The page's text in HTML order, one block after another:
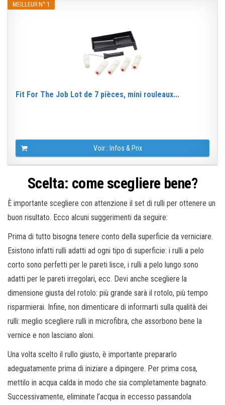
MEILLEUR N° 1
Fit For The Job Lot de 7 pièces, mini rouleaux...
Voir : Infos & Prix
Scelta: come scegliere bene?
È importante scegliere con attenzione il set di rulli per ottenere un
buon risultato. Ecco alcuni suggerimenti da seguire:
Prima di tutto bisogna tenere conto della superficie da verniciare.
Esistono infatti rulli adatti ad ogni tipo di superficie: i rulli a pelo
corto sono perfetti per le pareti lisce, i rulli a pelo lungo sono
adatti per le pareti irregolari, ecc. Devi anche scegliere la
dimensione giusta del rotolo: più grande sarà il rotolo, più tempo
risparmierai. Infine, non dimenticare di informarti sulla qualità dei
rulli: meglio scegliere rulli in microfibra, che assorbono bene la
vernice e non lasciano aloni.
Una volta scelto il rullo giusto, è importante prepararlo
adeguatamente prima di iniziare a dipingere. Per prima cosa,
mettilo in acqua calda in modo che sia completamente bagnato.
Successivamente, eliminate l’acqua in eccesso passandola